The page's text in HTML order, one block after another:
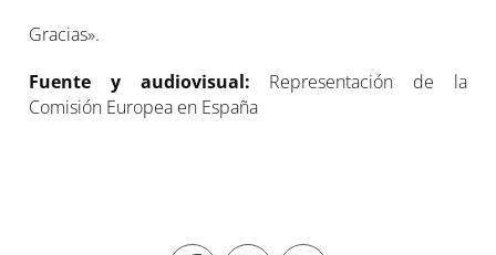
Gracias».
Fuente y audiovisual: Representación de la
Comisión Europea en España